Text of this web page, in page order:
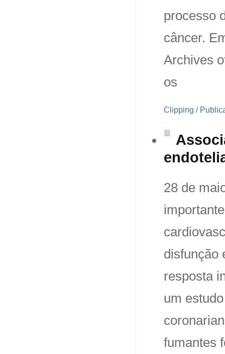
processo
câncer.
Archives
os
Clipping /
28 de
disfunção
resposta
um
fumantes